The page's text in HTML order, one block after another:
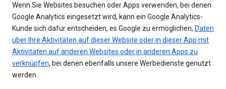
Wenn Sie Websites besuchen oder Apps verwenden, bei denen
Google Analytics eingesetzt wird, kann ein Google Analytics-
Kunde sich dafür entscheiden, es Google zu ermöglichen, Daten
über Ihre Aktivitäten auf dieser Website oder in dieser App mit
Aktivitäten auf anderen Websites oder in anderen Apps zu
verknüpfen, bei denen ebenfalls unsere Werbedienste genutzt
werden.